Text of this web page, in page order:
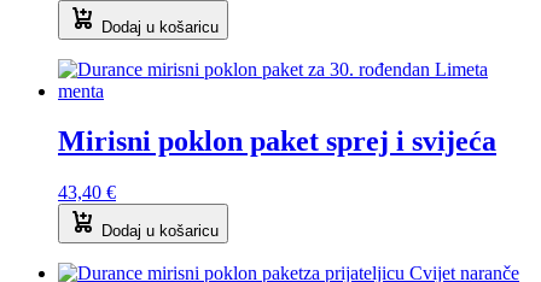
Dodaj u košaricu
Mirisni poklon paket sprej i svijeća
43,40 €
Dodaj u košaricu